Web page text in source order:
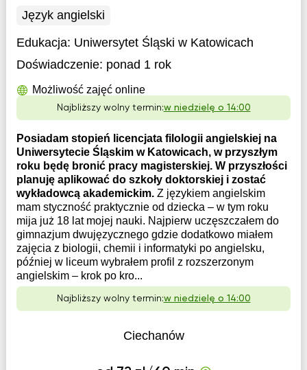
Język angielski
Edukacja: Uniwersytet Śląski w Katowicach
Doświadczenie: ponad 1 rok
Możliwość zajęć online
Najbliższy wolny termin:w niedzielę o 14:00
Posiadam stopień licencjata filologii angielskiej na
Uniwersytecie Śląskim w Katowicach, w przyszłym
roku będę bronić pracy magisterskiej. W przyszłości
planuję aplikować do szkoły doktorskiej i zostać
wykładowcą akademickim. Z językiem angielskim
mam styczność praktycznie od dziecka – w tym roku
mija już 18 lat mojej nauki. Najpierw uczęszczałem do
gimnazjum dwujęzycznego gdzie dodatkowo miałem
zajęcia z biologii, chemii i informatyki po angielsku,
później w liceum wybrałem profil z rozszerzonym
angielskim – krok po kro...
Najbliższy wolny termin:w niedzielę o 14:00
Ciechanów